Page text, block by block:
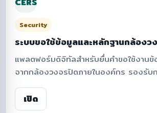
Security
ระบบขอใช้ข้อมูลและหลักฐานกล้องว
แพลตฟอร์มดิจิทัลสำหรับยื่นคำขอใช้งานข้
จากกล้องวงจรปิดภายในองค์กร รองรับ
ตามข้อกำหนด PDPA การติดตามประวัติกา
การบริหารสิทธิ์การเข้าถึงข้อมูลอย่างปลอ
ความโปร่งใส คุ้มครองข้อมูลส่วนบุคคล แล
เปิด